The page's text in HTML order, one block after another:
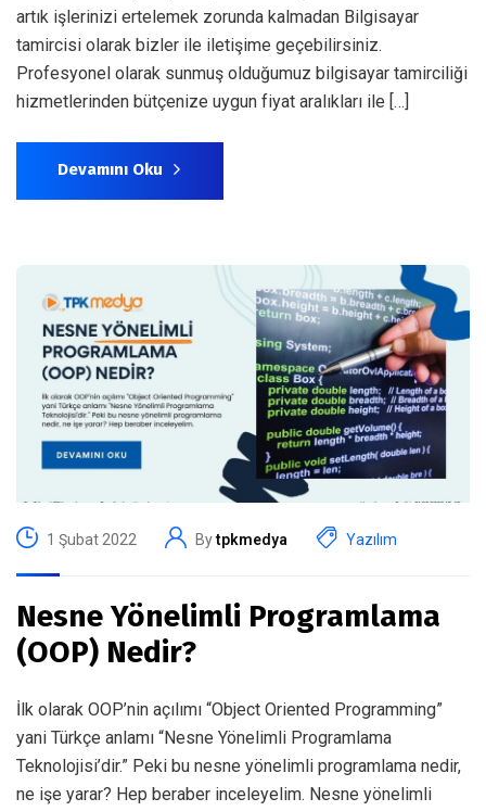
artık işlerinizi ertelemek zorunda kalmadan Bilgisayar
tamircisi olarak bizler ile iletişime geçebilirsiniz.
Profesyonel olarak sunmuş olduğumuz bilgisayar tamirciliği
hizmetlerinden bütçenize uygun fiyat aralıkları ile […]
Devamını Oku
1 Şubat 2022 Bytpkmedya Yazılım
Nesne Yönelimli Programlama
(OOP) Nedir?
İlk olarak OOP’nin açılımı “Object Oriented Programming”
yani Türkçe anlamı “Nesne Yönelimli Programlama
Teknolojisi’dir.” Peki bu nesne yönelimli programlama nedir,
ne işe yarar? Hep beraber inceleyelim. Nesne yönelimli